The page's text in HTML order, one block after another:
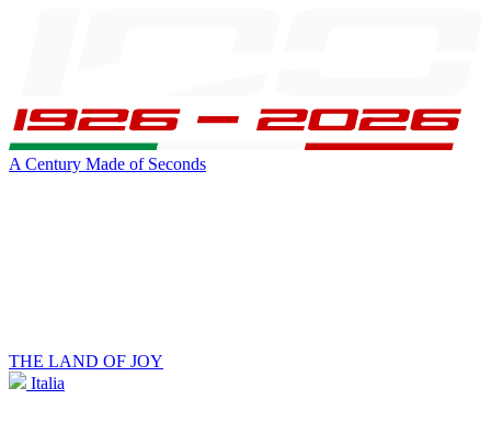
A Century Made of Seconds
THE LAND OF JOY
Italia